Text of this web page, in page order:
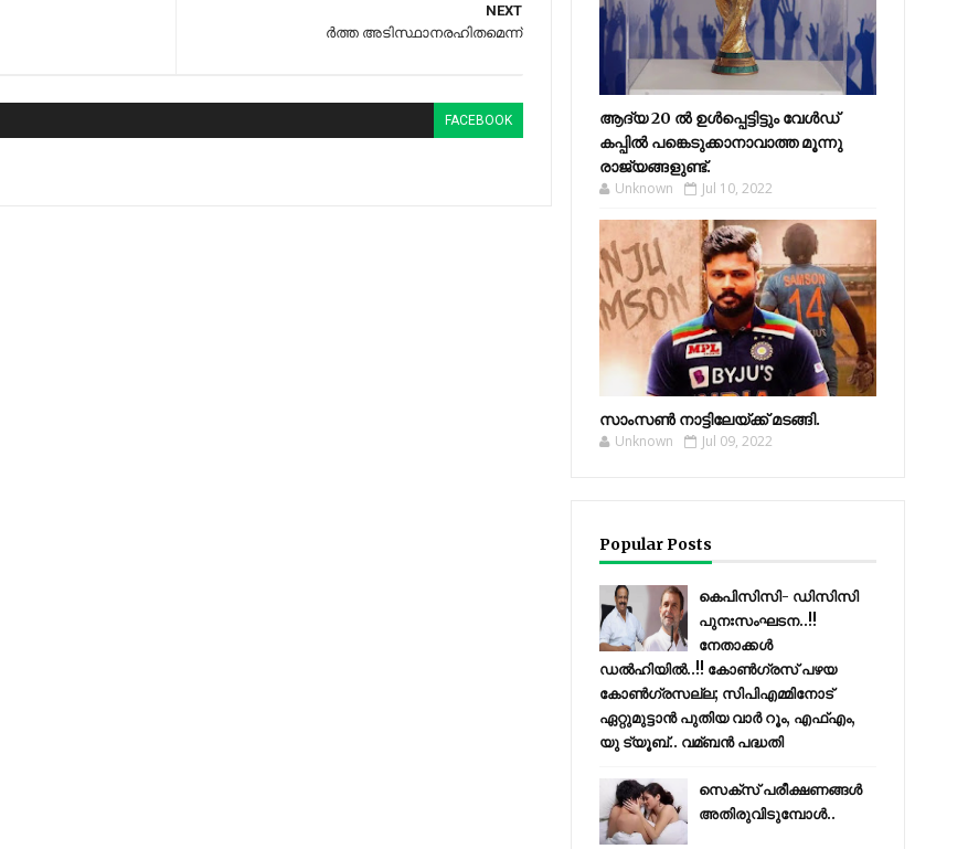
NEXT
​ര്‍​ത്ത അ​ടി​സ്ഥാ​ന​ര​ഹി​ത​മെ​ന്ന്
FACEBOOK
ആദ്യ 20 ല്‍ ഉള്‍പ്പെട്ടിട്ടും വേള്‍ഡ്
കപ്പില്‍ പങ്കെടുക്കാനാവാത്ത മൂന്നു
രാജ്യങ്ങളുണ്ട്.
Unknown Jul 10, 2022
സാംസണ്‍ നാട്ടിലേയ്‌ക്ക് മടങ്ങി.
Unknown Jul 09, 2022
Popular Posts
കെപിസിസി- ഡിസിസി
പുനഃസംഘടന..!!
നേതാക്കൾ
ഡൽഹിയിൽ..!! കോണ്‍ഗ്രസ് പഴയ
കോണ്‍ഗ്രസല്ല; സിപിഎമ്മിനോട്
ഏറ്റുമുട്ടാന്‍ പുതിയ വാര്‍ റൂം, എഫ്‌എം,
യു ട്യൂബ്.. വമ്ബന്‍ പദ്ധതി
സെക്സ് പരീക്ഷണങ്ങൾ
അതിരുവിടുമ്പോൾ..